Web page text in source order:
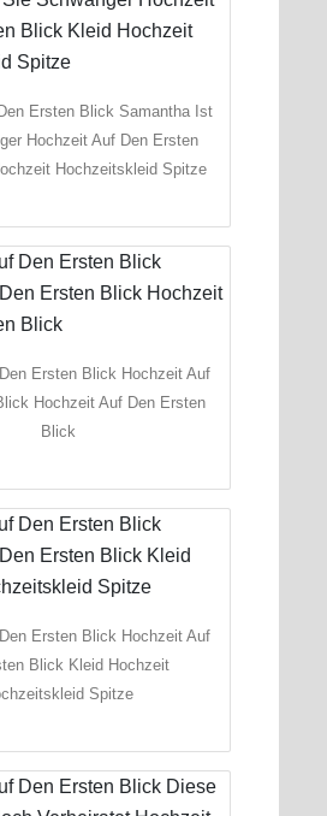
Ersten Blick Samantha Ist
Hochzeit Auf Den Ersten
Hochzeitskleid Spitze
Ersten Blick Hochzeit Auf
Hochzeit Auf Den Ersten
Blick
Ersten Blick Hochzeit Auf
Blick Kleid Hochzeit
Spitze